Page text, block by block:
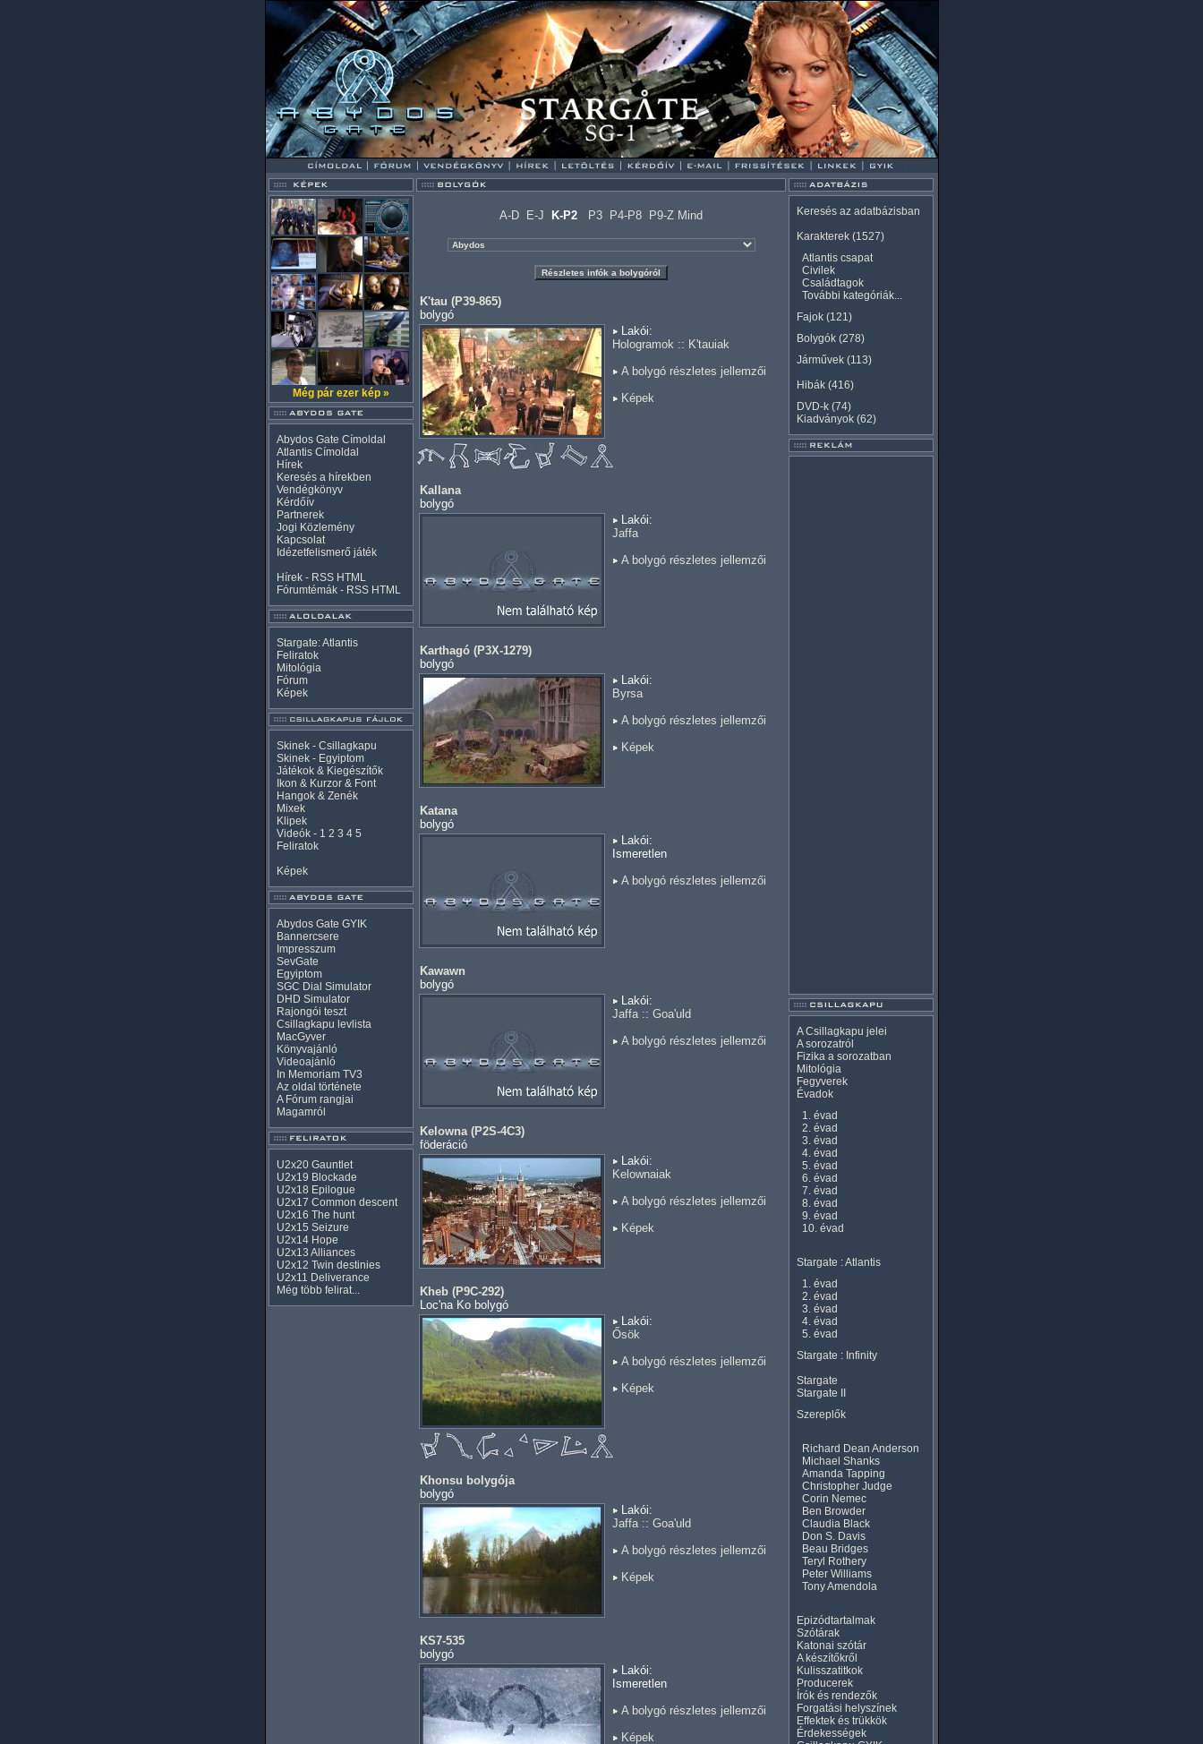
Még pár ezer kép »
Abydos Gate Címoldal
Atlantis Címoldal
Hírek
Keresés a hírekben
Vendégkönyv
Kérdőív
Partnerek
Jogi Közlemény
Kapcsolat
Idézetfelismerő játék
Hírek - RSS HTML
Fórumtémák - RSS HTML
Stargate: Atlantis
Feliratok
Mitológia
Fórum
Képek
Skinek - Csillagkapu
Skinek - Egyiptom
Játékok & Kiegészítők
Ikon & Kurzor & Font
Hangok & Zenék
Mixek
Klipek
Videók - 1 2 3 4 5
Feliratok
Képek
Abydos Gate GYIK
Bannercsere
Impresszum
SevGate
Egyiptom
SGC Dial Simulator
DHD Simulator
Rajongói teszt
Csillagkapu levlista
MacGyver
Könyvajánló
Videoajánló
In Memoriam TV3
Az oldal története
A Fórum rangjai
Magamról
U2x20 Gauntlet
U2x19 Blockade
U2x18 Epilogue
U2x17 Common descent
U2x16 The hunt
U2x15 Seizure
U2x14 Hope
U2x13 Alliances
U2x12 Twin destinies
U2x11 Deliverance
Még több felirat...
A-D E-J K-P2 P3 P4-P8 P9-Z Mind
K'tau (P39-865)
bolygó
Lakói:
Hologramok :: K'tauiak
A bolygó részletes jellemzői
Képek
Kallana
bolygó
Lakói:
Jaffa
A bolygó részletes jellemzői
Karthagó (P3X-1279)
bolygó
Lakói:
Byrsa
A bolygó részletes jellemzői
Képek
Katana
bolygó
Lakói:
Ismeretlen
A bolygó részletes jellemzői
Kawawn
bolygó
Lakói:
Jaffa :: Goa'uld
A bolygó részletes jellemzői
Kelowna (P2S-4C3)
föderáció
Lakói:
Kelownaiak
A bolygó részletes jellemzői
Képek
Kheb (P9C-292)
Loc'na Ko bolygó
Lakói:
Ősök
A bolygó részletes jellemzői
Képek
Khonsu bolygója
bolygó
Lakói:
Jaffa :: Goa'uld
A bolygó részletes jellemzői
Képek
KS7-535
bolygó
Lakói:
Ismeretlen
A bolygó részletes jellemzői
Képek
Keresés az adatbázisban
Karakterek (1527)
Atlantis csapat
Civilek
Családtagok
További kategóriák...
Fajok (121)
Bolygók (278)
Járművek (113)
Hibák (416)
DVD-k (74)
Kiadványok (62)
A Csillagkapu jelei
A sorozatról
Fizika a sorozatban
Mitológia
Fegyverek
Évadok
1. évad
2. évad
3. évad
4. évad
5. évad
6. évad
7. évad
8. évad
9. évad
10. évad
Stargate : Atlantis
1. évad
2. évad
3. évad
4. évad
5. évad
Stargate : Infinity
Stargate
Stargate II
Szereplők
Richard Dean Anderson
Michael Shanks
Amanda Tapping
Christopher Judge
Corin Nemec
Ben Browder
Claudia Black
Don S. Davis
Beau Bridges
Teryl Rothery
Peter Williams
Tony Amendola
Epizódtartalmak
Szótárak
Katonai szótár
A készítőkről
Kulisszatitkok
Producerek
Írók és rendezők
Forgatási helyszínek
Effektek és trükkök
Érdekességek